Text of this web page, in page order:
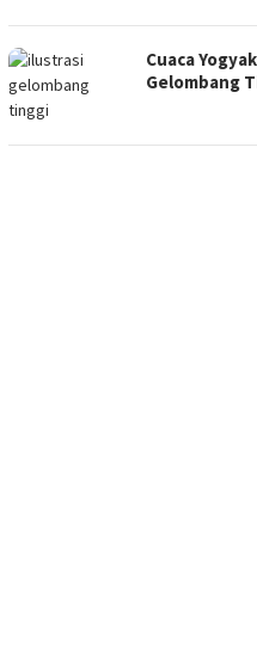
Cuaca
Gelombang